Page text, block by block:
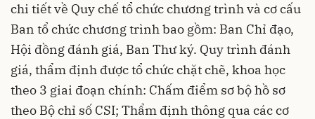
chi tiết về Quy chế tổ chức chương trình và cơ cấu
Ban tổ chức chương trình bao gồm: Ban Chỉ đạo,
Hội đồng đánh giá, Ban Thư ký. Quy trình đánh
giá, thẩm định được tổ chức chặt chẽ, khoa học
theo 3 giai đoạn chính: Chấm điểm sơ bộ hồ sơ
theo Bộ chỉ số CSI; Thẩm định thông qua các cơ